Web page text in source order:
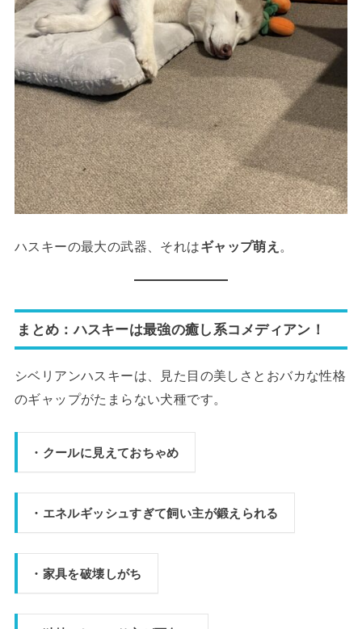
ハスキーの最大の武器、それはギャップ萌え 。
まとめ：ハスキーは最強の癒し系コメディアン！
シベリアンハスキーは、見た目の美しさとおバカな性格
のギャップがたまらない犬種です。
・クールに見えておちゃめ
・エネルギッシュすぎて飼い主が鍛えられる
・家具を破壊しがち